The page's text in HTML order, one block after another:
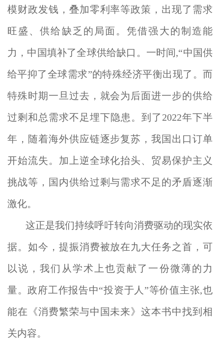
模财政发钱，叠加零利率等政策，出现了需求
旺盛、供给缺乏的局面。凭借强大的制造能
力，中国填补了全球供给缺口。一时间,“中国供
给平抑了全球需求”的特殊经济平衡出现了。而
特殊时期一旦过去，就会为后面进一步的供给
过剩和总需求不足埋下隐患。到了2022年下半
年，随着海外供应链逐步复苏，我国出口订单
开始流失。加上逆全球化抬头、贸易保护主义
挑战等，国内供给过剩与需求不足的矛盾逐渐
激化。
这正是我们持续呼吁转向消费驱动的现实依
据。如今，提振消费被放在九大任务之首，可
以说，我们从学术上也贡献了一份微薄的力
量。政府工作报告中“投资于人”等价值主张,也
能在《消费繁荣与中国未来》这本书中找到相
关内容。